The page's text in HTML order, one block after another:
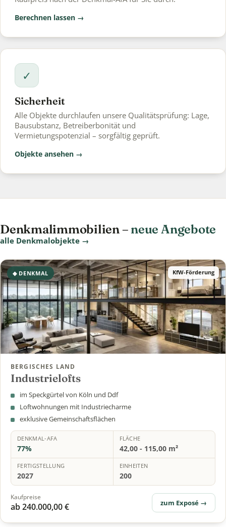
Berechnen lassen →
✓
Sicherheit
Alle Objekte durchlaufen unsere Qualitätsprüfung: Lage,
Bausubstanz, Betreiberbonität und
Vermietungspotenzial – sorgfältig geprüft.
Objekte ansehen →
Denkmalimmobilien – neue Angebote
alle Denkmalobjekte →
◆ DENKMAL KfW-Förderung
BERGISCHES LAND
Industrielofts
im Speckgürtel von Köln und Ddf
Loftwohnungen mit Industriecharme
exklusive Gemeinschaftsflächen
DENKMAL-AFA
77%
FLÄCHE
42,00 - 115,00 m²
FERTIGSTELLUNG
2027
EINHEITEN
200
Kaufpreise
ab 240.000,00 € zum Exposé →